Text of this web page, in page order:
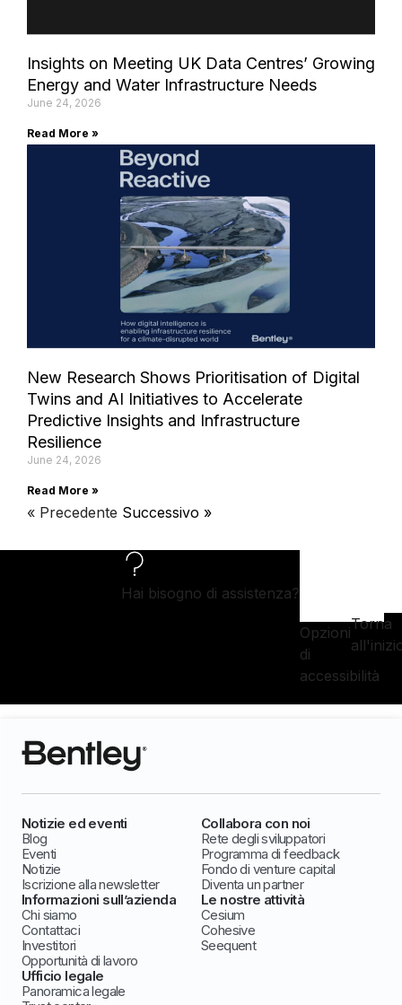
Insights on Meeting UK Data Centres’ Growing
Energy and Water Infrastructure Needs
June 24, 2026
Read More »
New Research Shows Prioritisation of Digital
Twins and AI Initiatives to Accelerate
Predictive Insights and Infrastructure
Resilience
June 24, 2026
Read More »
« Precedente Successivo »
Hai bisogno di assistenza?
Opzioni
di
accessibilità
Torna
Notizie ed eventi
Blog
Eventi
Notizie
Iscrizione alla newsletter
Collabora con noi
Rete degli sviluppatori
Programma di feedback
Fondo di venture capital
Diventa un partner
Informazioni sull’azienda
Chi siamo
Contattaci
Investitori
Opportunità di lavoro
Le nostre attività
Cesium
Cohesive
Seequent
Ufficio legale
Panoramica legale